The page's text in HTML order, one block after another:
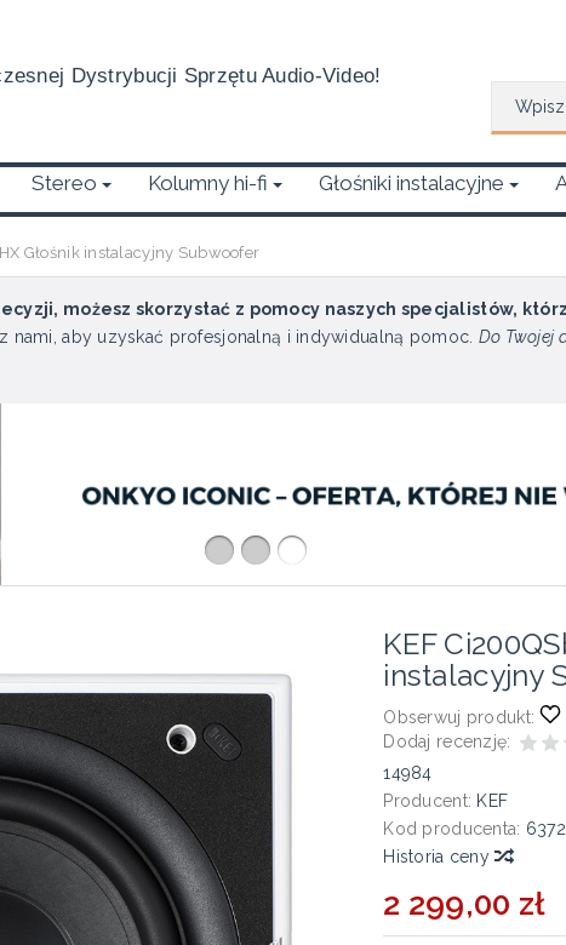
Dystrybucji Sprzętu Audio-Video!
Stereo Kolumny hi-fi Głośniki instalacyjne
Głośnik instalacyjny Subwoofer
możesz skorzystać z pomocy naszych specjalistów,
nami, aby uzyskać profesjonalną i indywidualną pomoc. Do Twojej
KEF
instalacyjny
Obserwuj produkt:
Dodaj recenzję:
14984
Producent: KEF
Kod producenta:
Historia ceny
2 299,00 zł